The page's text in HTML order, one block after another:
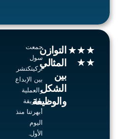
★
★
★
★
★
Rated
5
out
التوازن
المثالي
بين
الشكل
والوظيفة
جمعت
سول
آركيتكتشر
بين الإبداع
والعملية
بطريقة
أبهرتنا منذ
اليوم
الأول.